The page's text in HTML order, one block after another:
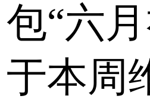
包“六
于本周